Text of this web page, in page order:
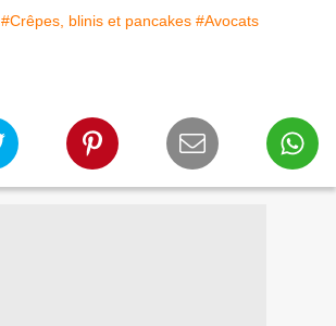
#Crêpes, blinis et pancakes #Avocats